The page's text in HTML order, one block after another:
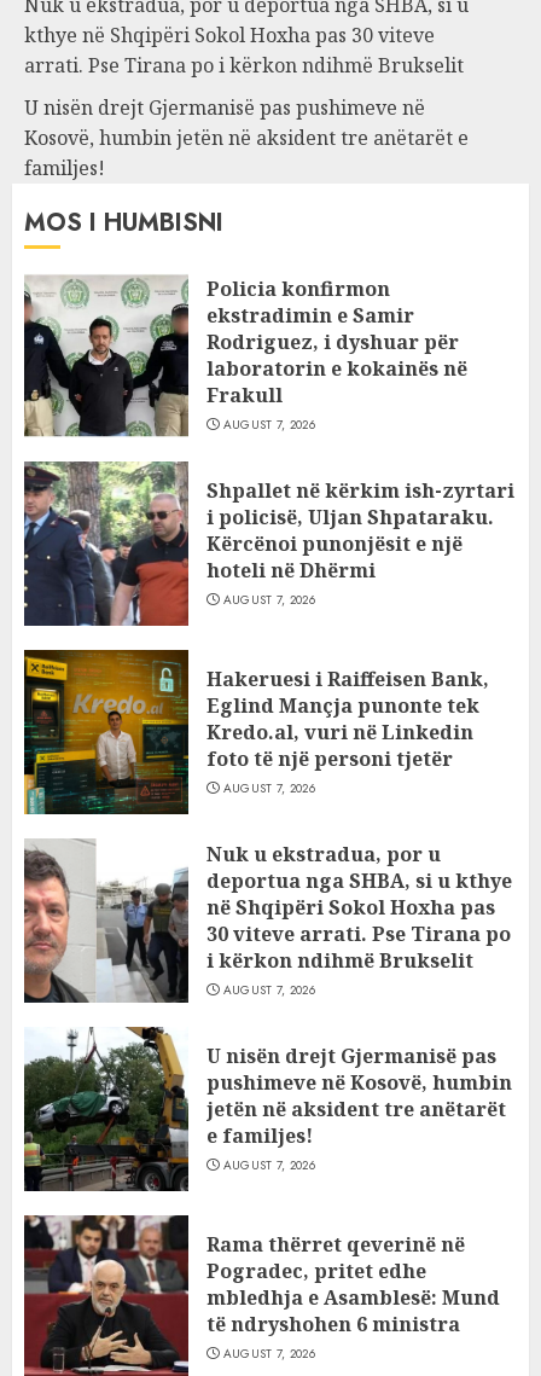
kthye në Shqipëri Sokol Hoxha pas 30 viteve
arrati. Pse Tirana po i kërkon ndihmë Brukselit
U nisën drejt Gjermanisë pas pushimeve në
Kosovë, humbin jetën në aksident tre anëtarët e
familjes!
MOS I HUMBISNI
Policia konfirmon
ekstradimin e Samir
Rodriguez, i dyshuar për
laboratorin e kokainës në
Frakull
AUGUST 7, 2026
Shpallet në kërkim ish-zyrtari
i policisë, Uljan Shpataraku.
Kërcënoi punonjësit e një
hoteli në Dhërmi
AUGUST 7, 2026
Hakeruesi i Raiffeisen Bank,
Eglind Mançja punonte tek
Kredo.al, vuri në Linkedin
foto të një personi tjetër
AUGUST 7, 2026
Nuk u ekstradua, por u
deportua nga SHBA, si u kthye
në Shqipëri Sokol Hoxha pas
30 viteve arrati. Pse Tirana po
i kërkon ndihmë Brukselit
AUGUST 7, 2026
U nisën drejt Gjermanisë pas
pushimeve në Kosovë, humbin
jetën në aksident tre anëtarët
e familjes!
AUGUST 7, 2026
Rama thërret qeverinë në
Pogradec, pritet edhe
mbledhja e Asamblesë: Mund
të ndryshohen 6 ministra
AUGUST 7, 2026